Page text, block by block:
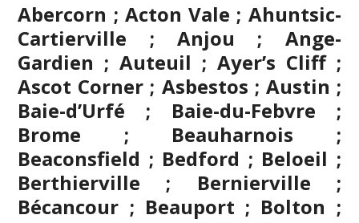
Abercorn ; Acton Vale ; Ahuntsic-
Cartierville ; Anjou ; Ange-
Gardien ; Auteuil ; Ayer’s Cliff ;
Ascot Corner ; Asbestos ; Austin ;
Baie-d’Urfé ; Baie-du-Febvre ;
Brome ; Beauharnois ;
Beaconsfield ; Bedford ; Beloeil ;
Berthierville ; Bernierville ;
Bécancour ; Beauport ; Bolton ;